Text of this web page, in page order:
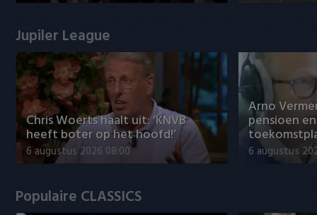
Jupiler League
Chris Woerts haalt uit: ‘KNVB
heeft boter op het hoofd!’
6 augustus 2026 08:00
Arno
pensioen
6 augustus
Populaire CLASSICS